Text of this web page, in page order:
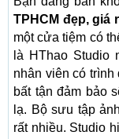
TPHCM đẹp, giá
một cửa tiệm có
là HThao Studio
nhân viên có trình
bất tận đảm bảo
lạ. Bộ sưu tập
rất nhiều. Studio